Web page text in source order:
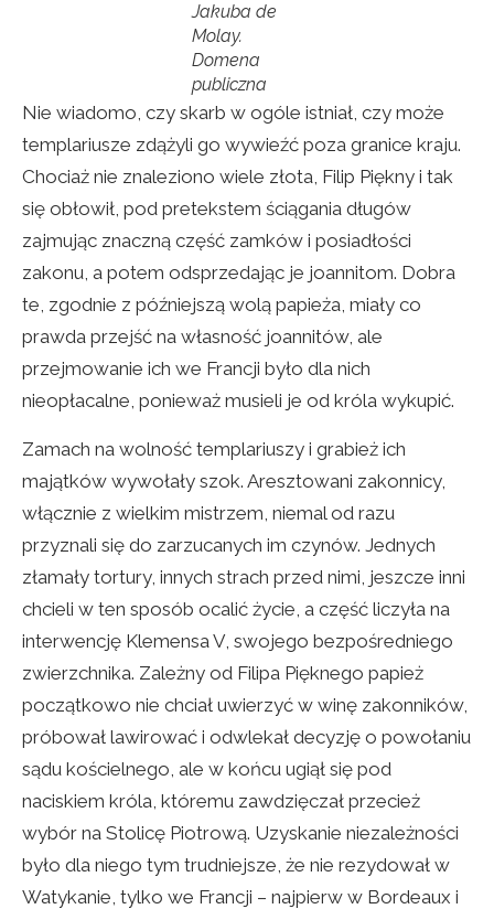
Jakuba de
Molay.
Domena
publiczna
Nie wiadomo, czy skarb w ogóle istniał, czy może
templariusze zdążyli go wywieźć poza granice kraju.
Chociaż nie znaleziono wiele złota, Filip Piękny i tak
się obłowił, pod pretekstem ściągania długów
zajmując znaczną część zamków i posiadłości
zakonu, a potem odsprzedając je joannitom. Dobra
te, zgodnie z późniejszą wolą papieża, miały co
prawda przejść na własność joannitów, ale
przejmowanie ich we Francji było dla nich
nieopłacalne, ponieważ musieli je od króla wykupić.
Zamach na wolność templariuszy i grabież ich
majątków wywołały szok. Aresztowani zakonnicy,
włącznie z wielkim mistrzem, niemal od razu
przyznali się do zarzucanych im czynów. Jednych
złamały tortury, innych strach przed nimi, jeszcze inni
chcieli w ten sposób ocalić życie, a część liczyła na
interwencję Klemensa V, swojego bezpośredniego
zwierzchnika. Zależny od Filipa Pięknego papież
początkowo nie chciał uwierzyć w winę zakonników,
próbował lawirować i odwlekał decyzję o powołaniu
sądu kościelnego, ale w końcu ugiął się pod
naciskiem króla, któremu zawdzięczał przecież
wybór na Stolicę Piotrową. Uzyskanie niezależności
było dla niego tym trudniejsze, że nie rezydował w
Watykanie, tylko we Francji – najpierw w Bordeaux i